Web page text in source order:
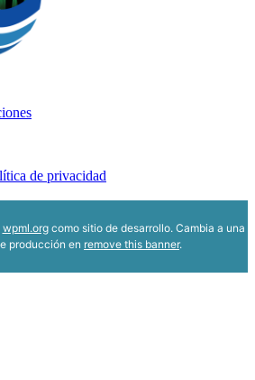
de privacidad
wpml.orgcomo sitio de desarrollo. Cambia a una
producción en remove this banner.